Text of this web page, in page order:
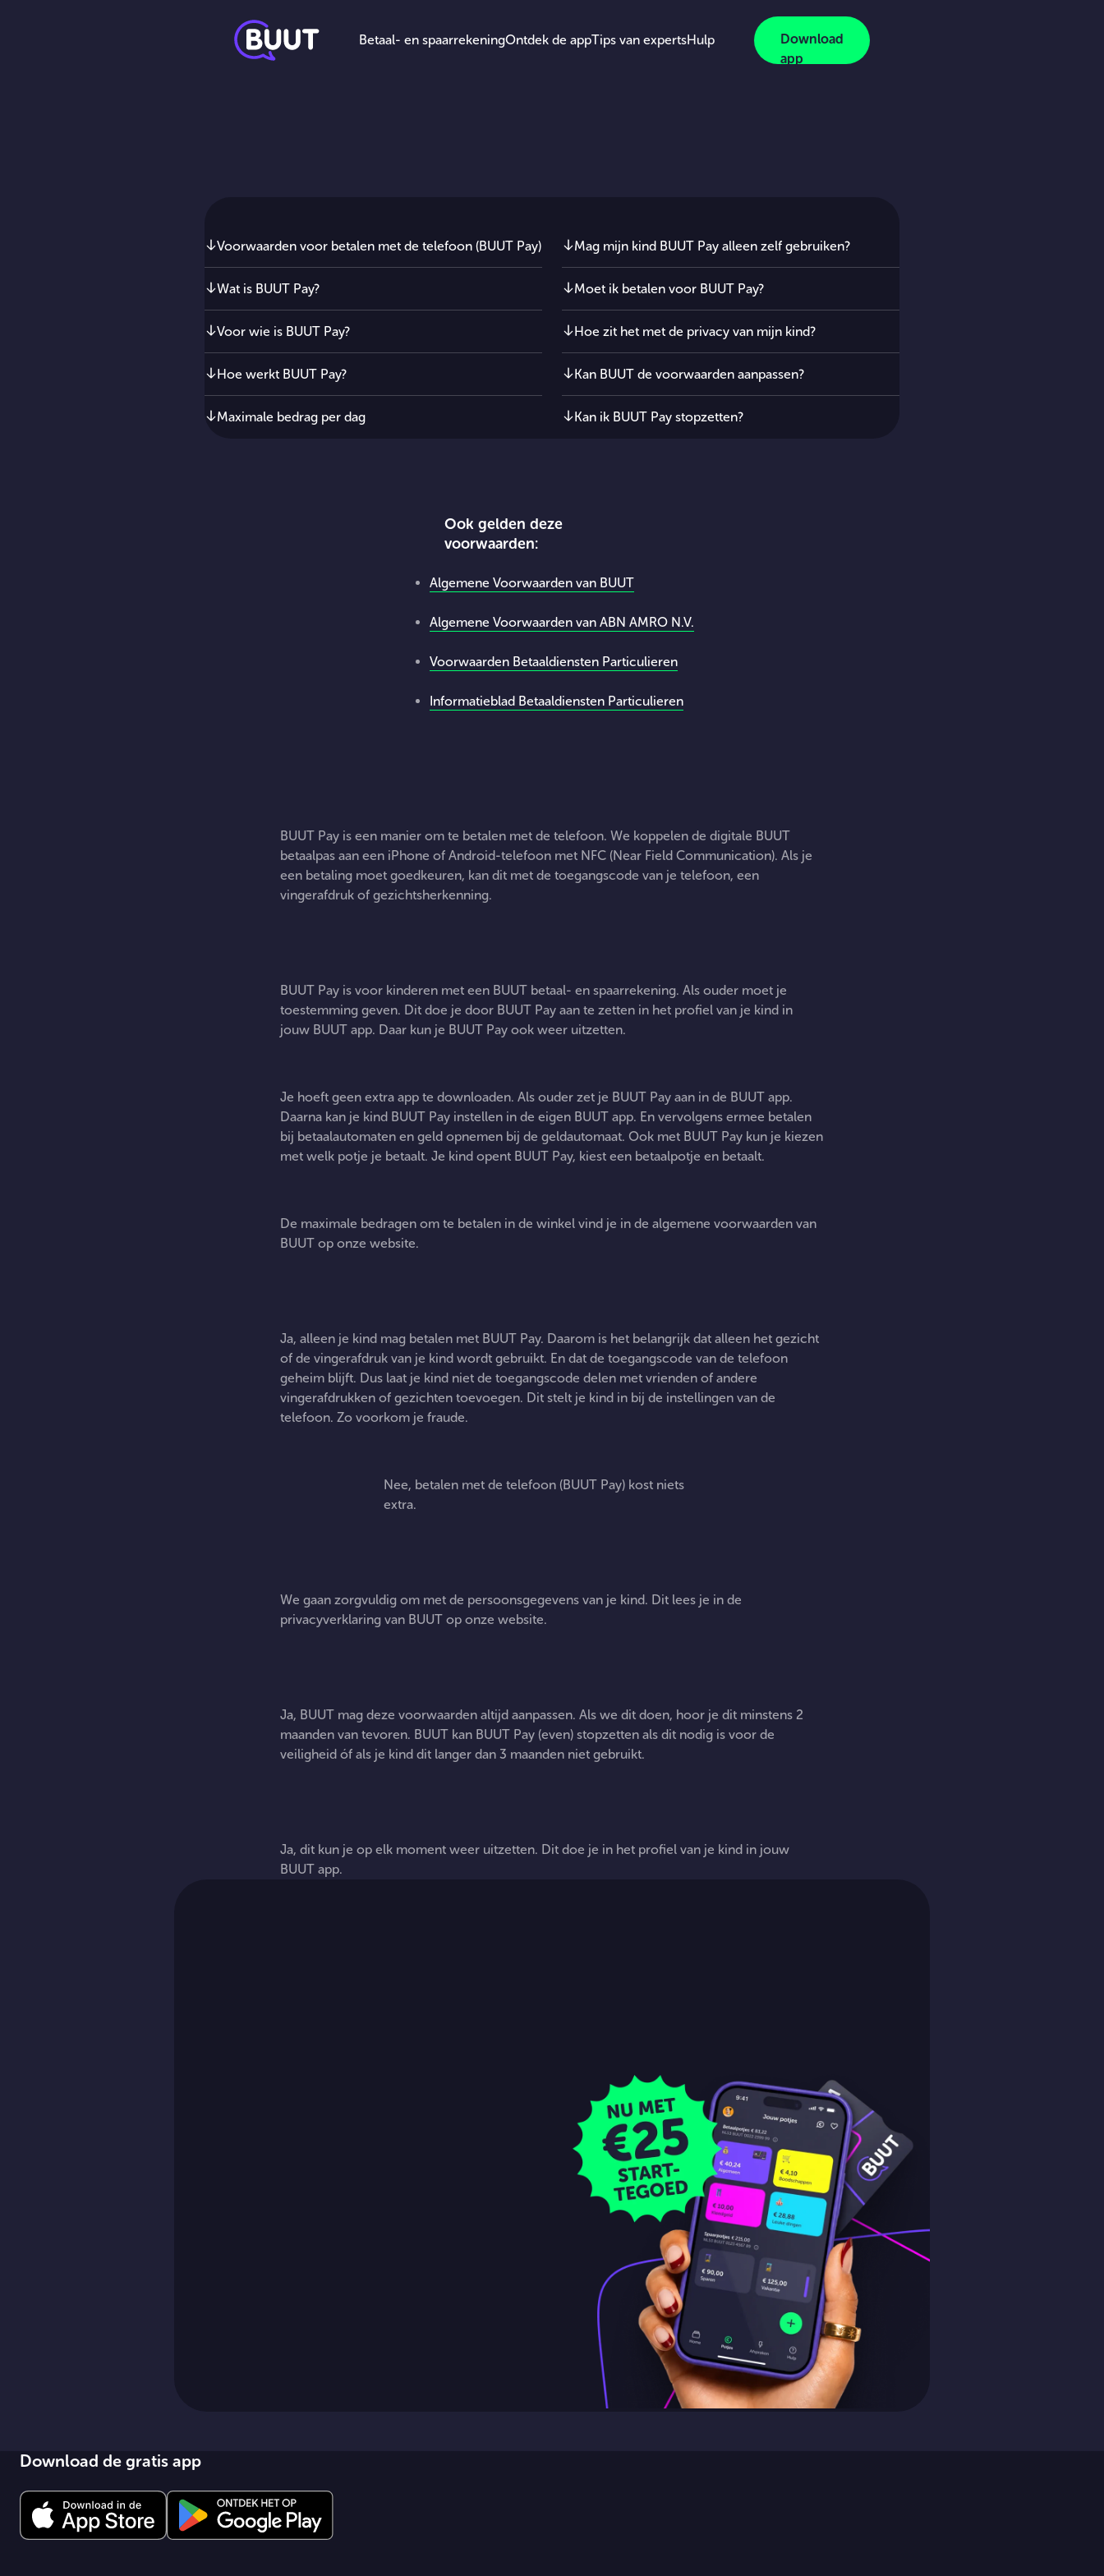
Betaal- en spaarrekeningOntdek de appTips van expertsHulp
Download
app
In dit artikel
Voorwaarden voor betalen met de telefoon (BUUT Pay)
Wat is BUUT Pay?
Voor wie is BUUT Pay?
Hoe werkt BUUT Pay?
Maximale bedrag per dag
Mag mijn kind BUUT Pay alleen zelf gebruiken?
Moet ik betalen voor BUUT Pay?
Hoe zit het met de privacy van mijn kind?
Kan BUUT de voorwaarden aanpassen?
Kan ik BUUT Pay stopzetten?
Ook gelden deze
voorwaarden:
Algemene Voorwaarden van BUUT
Algemene Voorwaarden van ABN AMRO N.V.
Voorwaarden Betaaldiensten Particulieren
Informatieblad Betaaldiensten Particulieren
Pay?
BUUT Pay is een manier om te betalen met de telefoon. We koppelen de digitale BUUT
betaalpas aan een iPhone of Android-telefoon met NFC (Near Field Communication). Als je
een betaling moet goedkeuren, kan dit met de toegangscode van je telefoon, een
vingerafdruk of gezichtsherkenning.
Pay?
BUUT Pay is voor kinderen met een BUUT betaal- en spaarrekening. Als ouder moet je
toestemming geven. Dit doe je door BUUT Pay aan te zetten in het profiel van je kind in
jouw BUUT app. Daar kun je BUUT Pay ook weer uitzetten.
Je hoeft geen extra app te downloaden. Als ouder zet je BUUT Pay aan in de BUUT app.
Daarna kan je kind BUUT Pay instellen in de eigen BUUT app. En vervolgens ermee betalen
bij betaalautomaten en geld opnemen bij de geldautomaat. Ook met BUUT Pay kun je kiezen
met welk potje je betaalt. Je kind opent BUUT Pay, kiest een betaalpotje en betaalt.
De maximale bedragen om te betalen in de winkel vind je in de algemene voorwaarden van
BUUT op onze website.
gebruiken?
Ja, alleen je kind mag betalen met BUUT Pay. Daarom is het belangrijk dat alleen het gezicht
of de vingerafdruk van je kind wordt gebruikt. En dat de toegangscode van de telefoon
geheim blijft. Dus laat je kind niet de toegangscode delen met vrienden of andere
vingerafdrukken of gezichten toevoegen. Dit stelt je kind in bij de instellingen van de
telefoon. Zo voorkom je fraude.
Nee, betalen met de telefoon (BUUT Pay) kost niets
extra.
kind?
We gaan zorgvuldig om met de persoonsgegevens van je kind. Dit lees je in de
privacyverklaring van BUUT op onze website.
aanpassen?
Ja, BUUT mag deze voorwaarden altijd aanpassen. Als we dit doen, hoor je dit minstens 2
maanden van tevoren. BUUT kan BUUT Pay (even) stopzetten als dit nodig is voor de
veiligheid óf als je kind dit langer dan 3 maanden niet gebruikt.
stopzetten?
Ja, dit kun je op elk moment weer uitzetten. Dit doe je in het profiel van je kind in jouw
BUUT app.
Download de gratis app